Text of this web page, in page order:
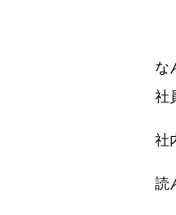
な
社
社
読